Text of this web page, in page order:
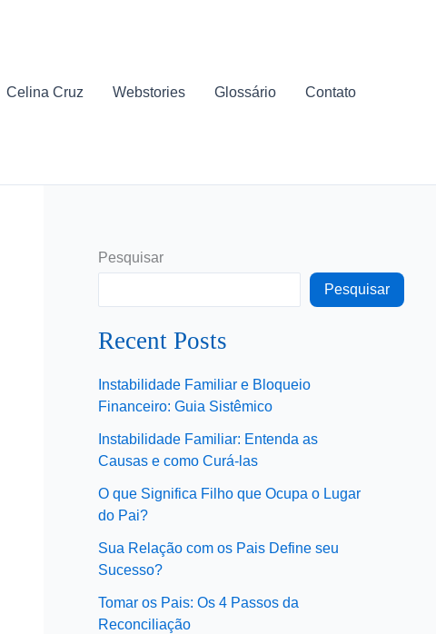
Celina Cruz Webstories Glossário Contato
Pesquisar
Pesquisar
Recent Posts
Instabilidade Familiar e Bloqueio
Financeiro: Guia Sistêmico
Instabilidade Familiar: Entenda as
Causas e como Curá-las
O que Significa Filho que Ocupa o Lugar
do Pai?
Sua Relação com os Pais Define seu
Sucesso?
Tomar os Pais: Os 4 Passos da
Reconciliação